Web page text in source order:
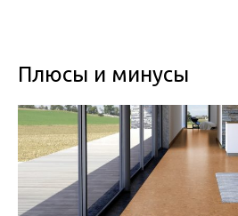
Плюсы и минусы